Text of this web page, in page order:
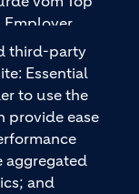
third-party
Essential
to use the
provide ease
aggregated
and
Employer
hochwertige
für den
über den
– mit